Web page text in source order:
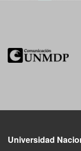
Universidad